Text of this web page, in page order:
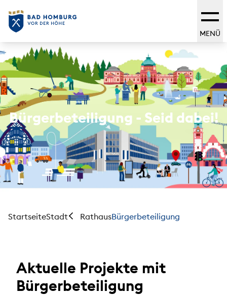
MENÜ
Bürgerbeteiligung - Seid dabei!
StartseiteStadt RathausBürgerbeteiligung
Aktuelle Projekte mit
Bürgerbeteiligung